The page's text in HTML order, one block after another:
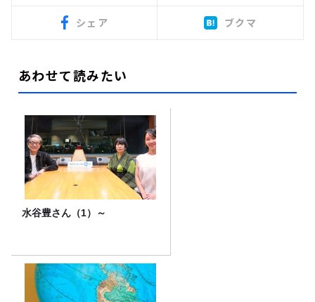
シェア ブクマ
あわせて読みたい
水谷豊さん（1）～